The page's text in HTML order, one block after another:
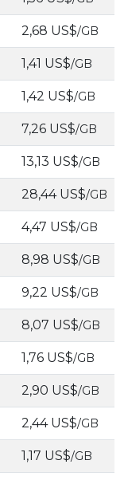
2,68 US$/GB
1,41 US$/GB
1,42 US$/GB
7,26 US$/GB
13,13 US$/GB
28,44 US$/GB
4,47 US$/GB
8,98 US$/GB
9,22 US$/GB
8,07 US$/GB
1,76 US$/GB
2,90 US$/GB
2,44 US$/GB
1,17 US$/GB